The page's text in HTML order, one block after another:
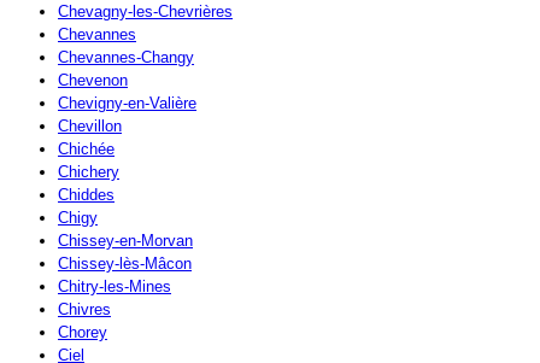
Chevagny-les-Chevrières
Chevannes
Chevannes-Changy
Chevenon
Chevigny-en-Valière
Chevillon
Chichée
Chichery
Chiddes
Chigy
Chissey-en-Morvan
Chissey-lès-Mâcon
Chitry-les-Mines
Chivres
Chorey
Ciel